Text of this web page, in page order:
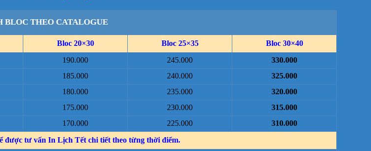
BLOC THEO CATALOGUE
Bloc 20×30 Bloc 25×35
Bloc 30×40
190.000 245.000
330.000
185.000 240.000
325.000
180.000 235.000
320.000
175.000 230.000
315.000
170.000 225.000
310.000
được tư vấn In Lịch Tết chi tiết theo từng thời điểm.